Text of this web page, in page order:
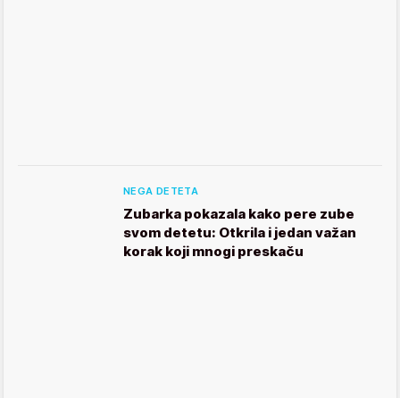
NEGA DETETA
Zubarka pokazala kako pere zube
svom detetu: Otkrila i jedan važan
korak koji mnogi preskaču